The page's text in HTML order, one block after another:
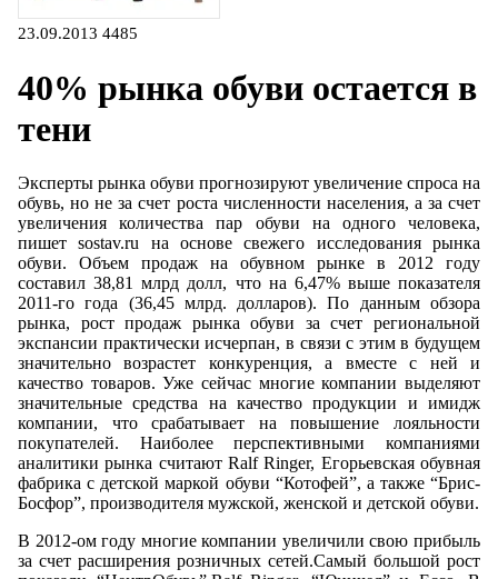
23.09.2013 4485
40% рынка обуви остается в
тени
Эксперты рынка обуви прогнозируют увеличение спроса на
обувь, но не за счет роста численности населения, а за счет
увеличения количества пар обуви на одного человека,
пишет sostav.ru на основе свежего исследования рынка
обуви. Объем продаж на обувном рынке в 2012 году
составил 38,81 млрд долл, что на 6,47% выше показателя
2011-го года (36,45 млрд. долларов). По данным обзора
рынка, рост продаж рынка обуви за счет региональной
экспансии практически исчерпан, в связи с этим в будущем
значительно возрастет конкуренция, а вместе с ней и
качество товаров. Уже сейчас многие компании выделяют
значительные средства на качество продукции и имидж
компании, что срабатывает на повышение лояльности
покупателей. Наиболее перспективными компаниями
аналитики рынка считают Ralf Ringer, Егорьевская обувная
фабрика с детской маркой обуви “Котофей”, а также “Брис-
Босфор”, производителя мужской, женской и детской обуви.
В 2012-ом году многие компании увеличили свою прибыль
за счет расширения розничных сетей.Самый большой рост